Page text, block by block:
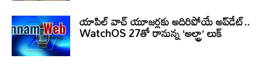
యాపిల్ వాచ్ యూజర్లకు అదిరిపోయే అప్‌డేట్..
WatchOS 27తో రానున్న ‘అల్ట్రా’ లుక్